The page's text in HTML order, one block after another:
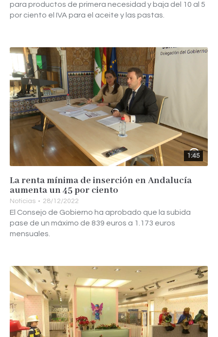
para productos de primera necesidad y baja del 10 al 5
por ciento el IVA para el aceite y las pastas.
1:45
La renta mínima de inserción en Andalucía
aumenta un 45 por ciento
Noticias 28/12/2022
El Consejo de Gobierno ha aprobado que la subida
pase de un máximo de 839 euros a 1.173 euros
mensuales.